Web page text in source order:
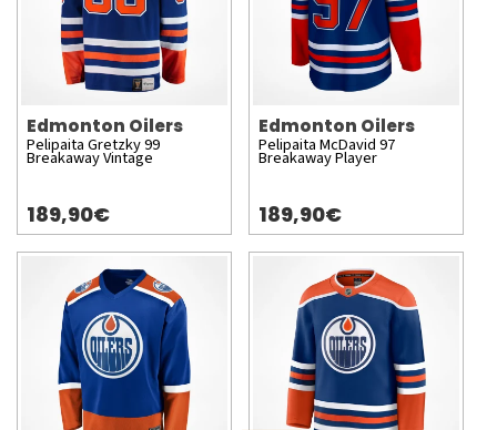
Edmonton Oilers
Pelipaita Gretzky 99
Breakaway Vintage
189,90€
Edmonton Oilers
Pelipaita McDavid 97
Breakaway Player
189,90€